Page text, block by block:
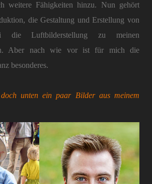
weitere Fähigkeiten hinzu. Nun gehört
die Gestaltung und Erstellung von
die Luftbilderstellung zu meinen
Aber nach wie vor ist für mich die
besonderes.
unten ein paar Bilder aus meinem